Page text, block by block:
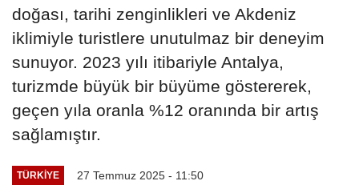
doğası, tarihi zenginlikleri ve Akdeniz
iklimiyle turistlere unutulmaz bir deneyim
sunuyor. 2023 yılı itibariyle Antalya,
turizmde büyük bir büyüme göstererek,
geçen yıla oranla %12 oranında bir artış
sağlamıştır.
TÜRKIYE 27 Temmuz 2025 - 11:50